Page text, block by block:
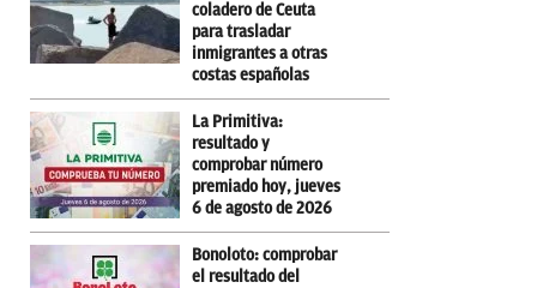
coladero de Ceuta
para trasladar
inmigrantes a otras
costas españolas
La Primitiva:
resultado y
comprobar número
premiado hoy, jueves
6 de agosto de 2026
Bonoloto: comprobar
el resultado del